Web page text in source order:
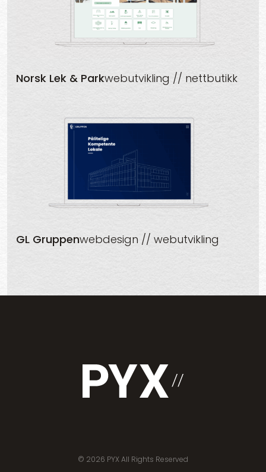
Norsk Lek & Parkwebutvikling // nettbutikk
GL Gruppenwebdesign // webutvikling
© 2026 PYX All Rights Reserved